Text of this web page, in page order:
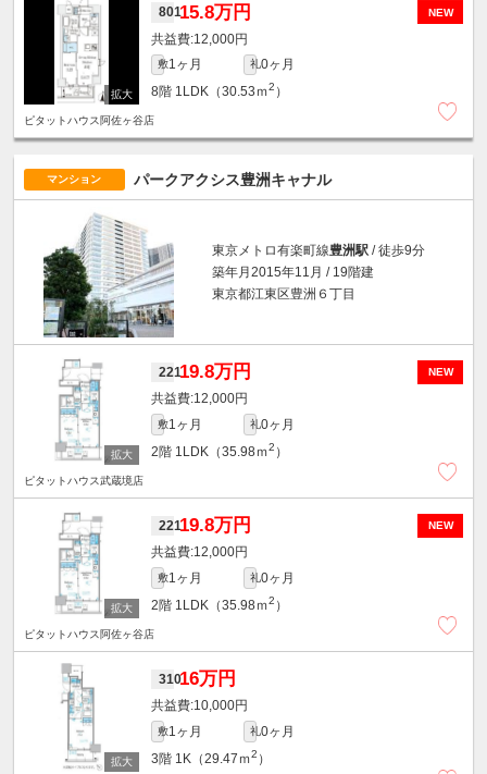
NEW
80115.8万円
12,000円
敷1ヶ月 礼0ヶ月
8階 1LDK（30.53ｍ2 ）
ピタットハウス阿佐ヶ谷店
マンション パークアクシス豊洲キャナル
東京メトロ有楽町線豊洲駅 / 徒歩9分
築年月2015年11月 / 19階建
東京都江東区豊洲６丁目
NEW
22119.8万円
12,000円
敷1ヶ月 礼0ヶ月
2階 1LDK（35.98ｍ2 ）
ピタットハウス武蔵境店
NEW
22119.8万円
12,000円
敷1ヶ月 礼0ヶ月
2階 1LDK（35.98ｍ2 ）
ピタットハウス阿佐ヶ谷店
31016万円
10,000円
敷1ヶ月 礼0ヶ月
3階 1K（29.47ｍ2 ）